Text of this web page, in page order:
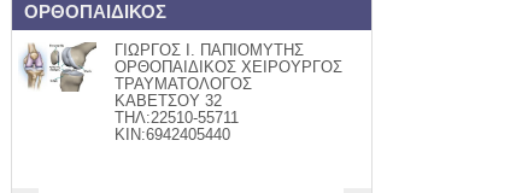
ΟΡΘΟΠΑΙΔΙΚΟΣ
ΓΙΩΡΓΟΣ Ι. ΠΑΠΙΟΜΥΤΗΣ
ΟΡΘΟΠΑΙΔΙΚΟΣ ΧΕΙΡΟΥΡΓΟΣ
ΤΡΑΥΜΑΤΟΛΟΓΟΣ
ΚΑΒΕΤΣΟΥ 32
ΤΗΛ:22510-55711
ΚΙΝ:6942405440